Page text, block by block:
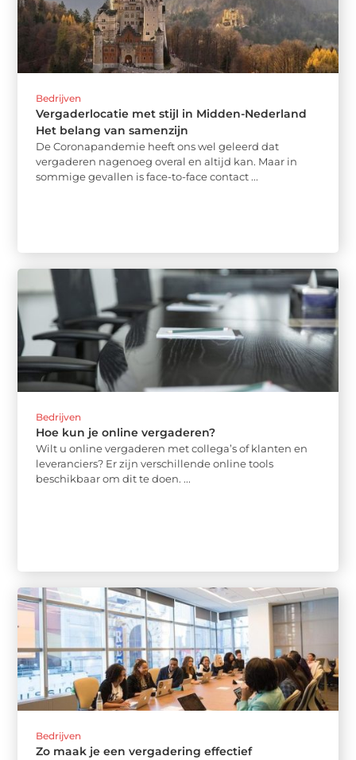
Bedrijven
Vergaderlocatie met stijl in Midden-Nederland
Het belang van samenzijn
De Coronapandemie heeft ons wel geleerd dat
vergaderen nagenoeg overal en altijd kan. Maar in
sommige gevallen is face-to-face contact ...
Bedrijven
Hoe kun je online vergaderen?
Wilt u online vergaderen met collega’s of klanten en
leveranciers? Er zijn verschillende online tools
beschikbaar om dit te doen. ...
Bedrijven
Zo maak je een vergadering effectief